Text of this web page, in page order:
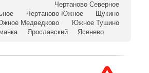
Чертаново Северное
Чертаново Южное
Щукино
Медведково Южное Тушино
Ярославский Ясенево